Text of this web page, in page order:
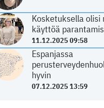
Kosketuksella olisi
käyttöä
11.12.2025 09:58
Espanjassa
hyvin
07.12.2025 13:59